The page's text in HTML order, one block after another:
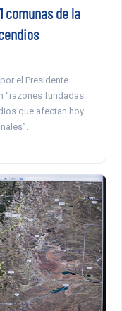
comunas de la
el Presidente
“razones fundadas
que afectan hoy